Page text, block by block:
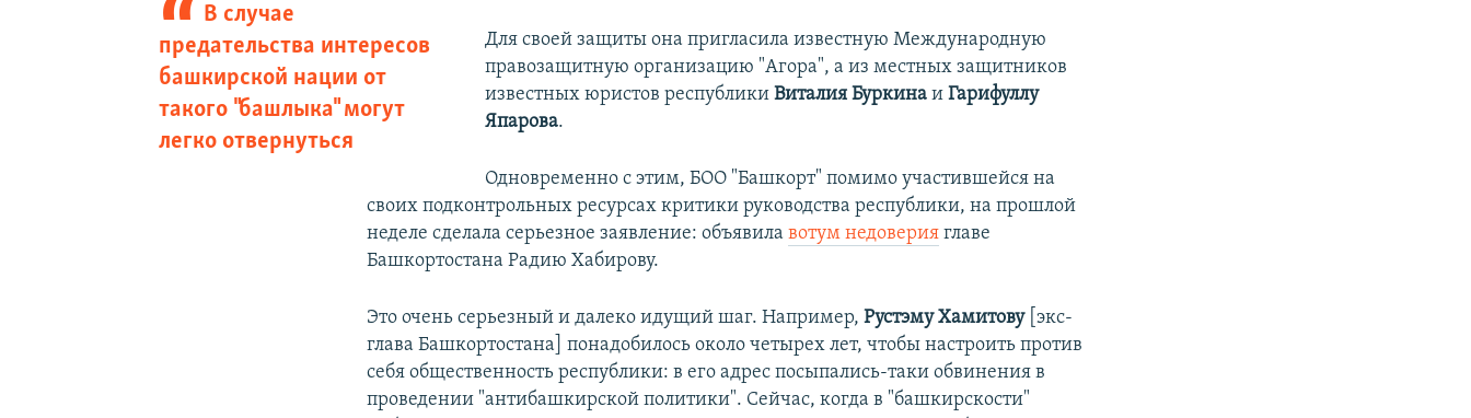
В случае
предательства интересов
башкирской нации от
такого "башлыка" могут
легко отвернуться
Для своей защиты она пригласила известную Международную
правозащитную организацию "Агора", а из местных защитников
известных юристов республики Виталия Буркинаи Гарифуллу
Япарова.
Одновременно с этим, БОО "Башкорт" помимо участившейся на
своих подконтрольных ресурсах критики руководства республики, на прошлой
неделе сделала серьезное заявление: объявилавотум недоверия главе
Башкортостана Радию Хабирову.
Это очень серьезный и далеко идущий шаг. Например,Рустэму Хамитову[экс-
глава Башкортостана] понадобилось около четырех лет, чтобы настроить против
себя общественность республики: в его адрес посыпались-таки обвинения в
проведении "антибашкирской политики". Сейчас, когда в "башкирскости"